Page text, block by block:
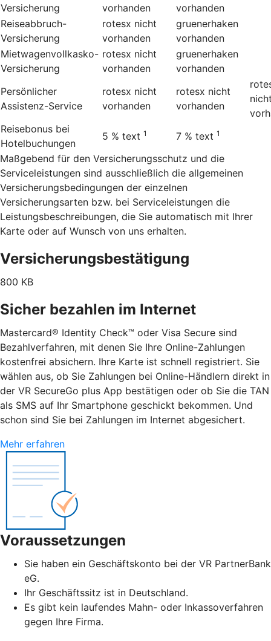
Versicherung
vorhanden
vorhanden
Reiseabbruch-
Versicherung
rotesx nicht
vorhanden
gruenerhaken
vorhanden
Mietwagenvollkasko-
Versicherung
rotesx nicht
vorhanden
gruenerhaken
vorhanden
Persönlicher
Assistenz-Service
rotesx nicht
vorhanden
rotesx nicht
vorhanden
Reisebonus bei
Hotelbuchungen
5 % text 1 7 % text 1
Maßgebend für den Versicherungsschutz und die
Serviceleistungen sind ausschließlich die allgemeinen
Versicherungsbedingungen der einzelnen
Versicherungsarten bzw. bei Serviceleistungen die
Leistungsbeschreibungen, die Sie automatisch mit Ihrer
Karte oder auf Wunsch von uns erhalten.
Versicherungsbestätigung
800 KB
Sicher bezahlen im Internet
Mastercard® Identity Check™ oder Visa Secure sind
Bezahlverfahren, mit denen Sie Ihre Online-Zahlungen
kostenfrei absichern. Ihre Karte ist schnell registriert. Sie
wählen aus, ob Sie Zahlungen bei Online-Händlern direkt in
der VR SecureGo plus App bestätigen oder ob Sie die TAN
als SMS auf Ihr Smartphone geschickt bekommen. Und
schon sind Sie bei Zahlungen im Internet abgesichert.
Mehr erfahren
Voraussetzungen
Sie haben ein Geschäftskonto bei der VR PartnerBank
eG.
Ihr Geschäftssitz ist in Deutschland.
Es gibt kein laufendes Mahn- oder Inkassoverfahren
gegen Ihre Firma.